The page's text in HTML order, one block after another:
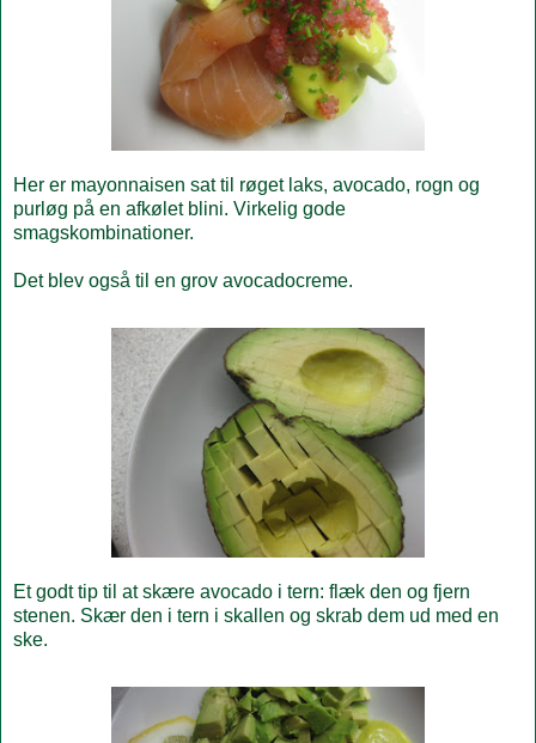
Her er mayonnaisen sat til røget laks, avocado, rogn og
purløg på en afkølet blini. Virkelig gode
smagskombinationer.
Det blev også til en grov avocadocreme.
Et godt tip til at skære avocado i tern: flæk den og fjern
stenen. Skær den i tern i skallen og skrab dem ud med en
ske.